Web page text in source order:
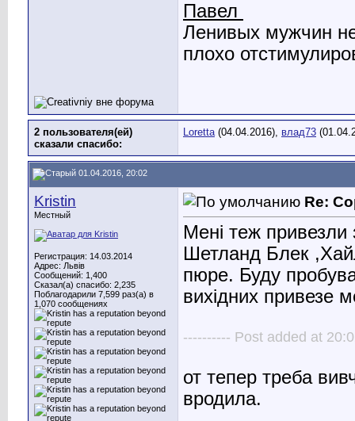
Павел
Ленивых мужчин
плохо
2 пользователя(ей)
сказали cпасибо:
Loretta(04.04.2016), влад73
01.04.2016, 20:02
Kristin
Местный
Регистрация: 14.03.2014
Адрес: Львів
Сообщений: 1,400
Сказал(а) спасибо: 2,235
Поблагодарили 7,599 раз(а) в
1,070 сообщениях
Re:
Мені теж привезли
Шетланд Блек
пюре. Буду
вихідних привезе
---------- Post added at
от тепер треба
вродила.